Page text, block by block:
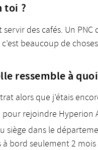
toi ?
servir des cafés. Un
beaucoup de
ressemble à
alors que j’étais
rejoindre Hyperion
siège dans le
à bord seulement 2